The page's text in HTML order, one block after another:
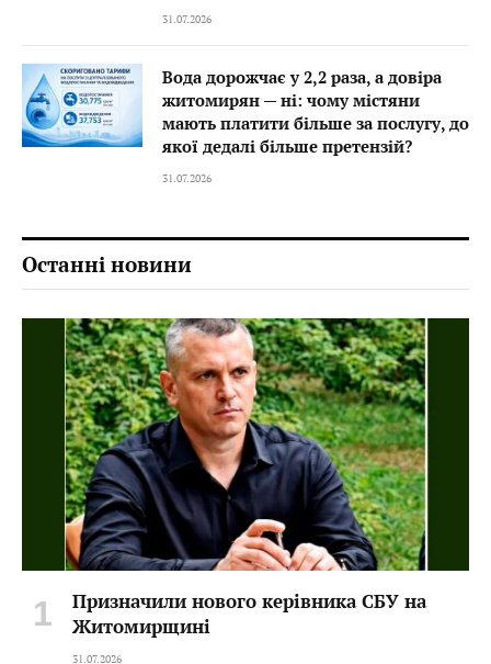
31.07.2026
Вода дорожчає у 2,2 раза, а довіра
житомирян — ні: чому містяни
мають платити більше за послугу, до
якої дедалі більше претензій?
31.07.2026
Останні новини
Призначили нового керівника СБУ на
Житомирщині
31.07.2026